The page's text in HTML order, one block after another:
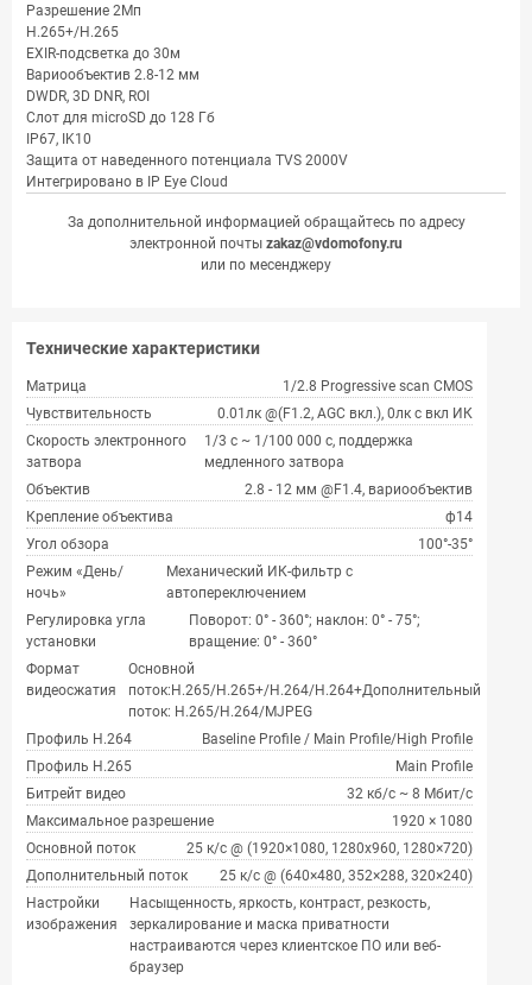
Разрешение 2Мп
H.265+/H.265
EXIR-подсветка до 30м
Вариообъектив 2.8-12 мм
DWDR, 3D DNR, ROI
Слот для microSD до 128 Гб
IP67, IK10
Защита от наведенного потенциала TVS 2000V
Интегрировано в IP Eye Cloud
За дополнительной информацией обращайтесь по адресу
электронной почты zakaz@vdomofony.ru
или по месенджеру
Технические характеристики
Матрица
1/2.8 Progressive scan CMOS
Чувствительность
0.01лк @(F1.2, AGC вкл.), 0лк с вкл ИК
Скорость электронного
затвора
1/3 с ~ 1/100 000 с, поддержка
медленного затвора
Объектив
2.8 - 12 мм @F1.4, вариообъектив
Крепление объектива
ф14
Угол обзора
100°-35°
Режим «День/
ночь»
Механический ИК-фильтр с
автопереключением
Регулировка угла
установки
Поворот: 0° - 360°; наклон: 0° - 75°;
вращение: 0° - 360°
Формат
видеосжатия
Основной
поток:H.265/H.265+/H.264/H.264+Дополнительный
поток: H.265/H.264/MJPEG
Профиль H.264
Baseline Profile / Main Profile/High Profile
Профиль H.265
Main Profile
Битрейт видео
32 кб/с ~ 8 Мбит/с
Максимальное разрешение
1920 × 1080
Основной поток
25 к/с @ (1920×1080, 1280х960, 1280×720)
Дополнительный поток
25 к/с @ (640×480, 352×288, 320×240)
Настройки
изображения
Насыщенность, яркость, контраст, резкость,
зеркалирование и маска приватности
настраиваются через клиентское ПО или веб-
браузер